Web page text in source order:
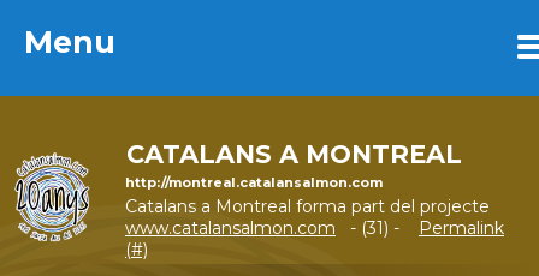
Menu
CATALANS A MONTREAL
http://montreal.catalansalmon.com
Catalans a Montreal forma part del projecte
www.catalansalmon.com - (31) -
Permalink
(#)
Menu